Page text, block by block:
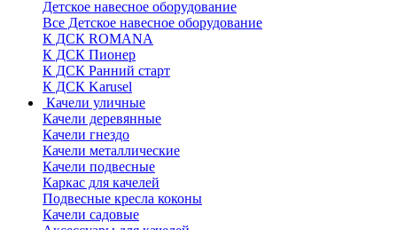
Детское навесное оборудование
Все Детское навесное оборудование
К ДСК ROMANA
К ДСК Пионер
К ДСК Ранний старт
К ДСК Karusel
Качели уличные
Качели деревянные
Качели гнездо
Качели металлические
Качели подвесные
Каркас для качелей
Подвесные кресла коконы
Качели садовые